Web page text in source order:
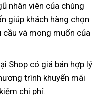
nhân viên của chúng
giúp khách hàng chọn
cầu và mong muốn của
Shop có giá bán hợp lý
trình khuyến mãi
chi phí.